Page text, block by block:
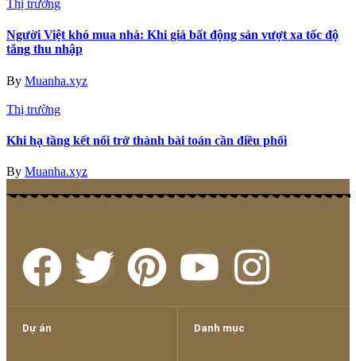
Thị trường
Người Việt khó mua nhà: Khi giá bất động sản vượt xa tốc độ
tăng thu nhập
By Muanha.xyz
Thị trường
Khi hạ tầng kết nối trở thành bài toán cần điều phối
By Muanha.xyz
Dự án Danh mục